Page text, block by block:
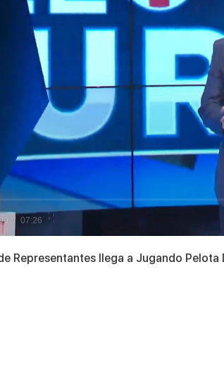
Representantes llega a Jugando